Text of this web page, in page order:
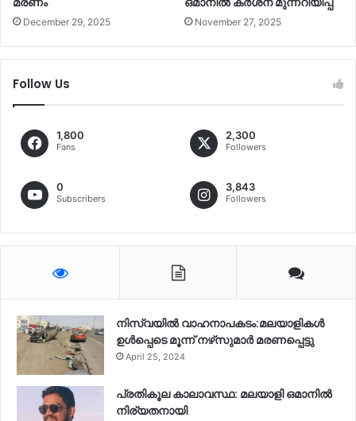
December 29, 2025 November 27, 2025
Follow Us
1,800
Fans
2,300
Followers
0
Subscribers
3,843
Followers
നിസ്‌വയിൽ വാഹനാപകടം:മലയാളികള്‍
ഉള്‍പ്പെടെ മൂന്ന് നഴ്‌സുമാര്‍ മരണപ്പെട്ടു
April 25, 2024
പ്രതികൂല കാലാവസ്ഥ: മലയാളി ഒമാനിൽ
നിര്യതനായി